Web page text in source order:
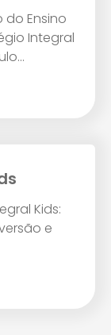
do Ensino
Integral
Kids:
e